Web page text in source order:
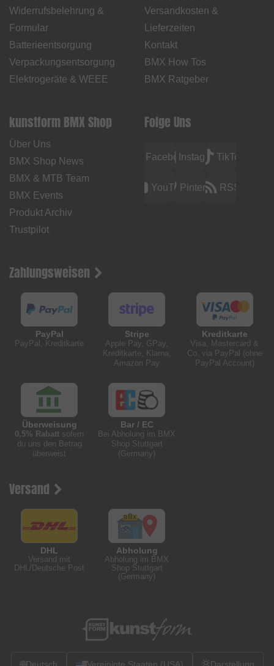
Widerrufsbelehrung &
Formular
Batterieentsorgung
Verpackungsentsorgung
Elektrogeräte & WEEE
Versandkosten &
Lieferzeiten
Kontakt
BMX How Tos
BMX Ratgeber
kunstform BMX Shop
Über Uns
BMX Shop News
BMX & MTB Team
BMX Events
Produkt Archiv
Trustpilot
Folge Uns
FacebookInstagramTikTok
YouTubePinterest RSS
Zahlungsweisen
PayPal
PayPal, Kreditkarte
Stripe
Apple Pay, GPay,
Kreditkarte, Klarna,
Amazon Pay
Kreditkarte
Visa, Mastercard &
Co. via PayPal (ohne
PayPal Account)
Überweisung
0,5% Rabatt sofern
du uns den Betrag
überweist
Bar / EC
Bei Abholung im BMX
Shop Stuttgart
(Germany)
Versand
DHL
Versand mit
DHL/Deutsche Post
Abholung
Abholung im BMX
Shop Stuttgart
(Germany)